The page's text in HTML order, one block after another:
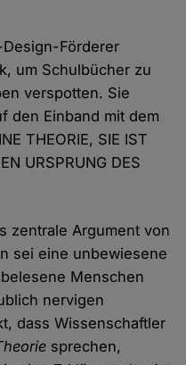
Förderer
um Schulbücher zu
verspotten. Sie
den Einband mit dem
THEORIE, SIE IST
URSPRUNG DES
zentrale Argument von
sei eine unbewiesene
Menschen
nervigen
dass Wissenschaftler
sprechen,